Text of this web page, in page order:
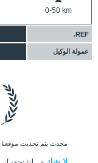
0-50 km
REF.
عمولة الوكيل
محدث يتم تحديث